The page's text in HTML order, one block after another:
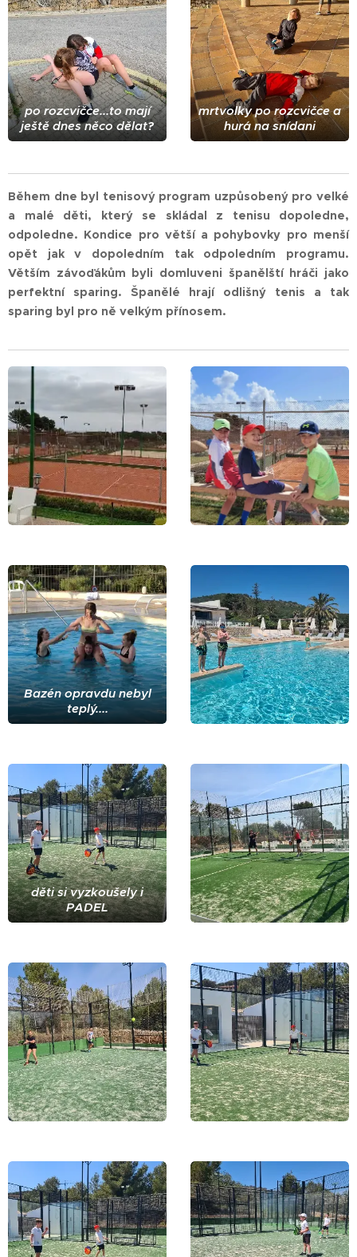
po rozcvičce...to mají
ještě dnes něco dělat?
mrtvolky po rozcvičce a
hurá na snídani
Během dne byl tenisový program uzpůsobený pro velké
a malé děti, který se skládal z tenisu dopoledne,
odpoledne. Kondice pro větší a pohybovky pro menší
opět jak v dopoledním tak odpoledním programu.
Větším závoďákům byli domluveni španělští hráči jako
perfektní sparing. Španělé hrají odlišný tenis a tak
sparing byl pro ně velkým přínosem.
Bazén opravdu nebyl
teplý....
děti si vyzkoušely i
PADEL